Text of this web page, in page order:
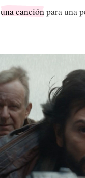
una canciónpara una